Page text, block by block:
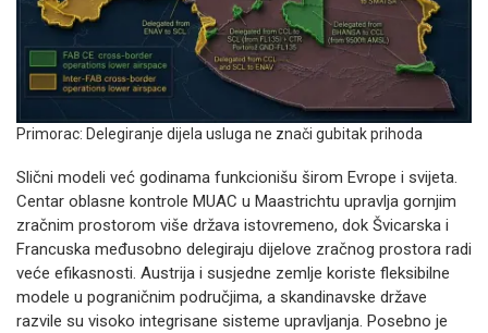
Primorac: Delegiranje dijela usluga ne znači gubitak prihoda
Slični modeli već godinama funkcionišu širom Evrope i svijeta.
Centar oblasne kontrole MUAC u Maastrichtu upravlja gornjim
zračnim prostorom više država istovremeno, dok Švicarska i
Francuska međusobno delegiraju dijelove zračnog prostora radi
veće efikasnosti. Austrija i susjedne zemlje koriste fleksibilne
modele u pograničnim područjima, a skandinavske države
razvile su visoko integrisane sisteme upravljanja. Posebno je